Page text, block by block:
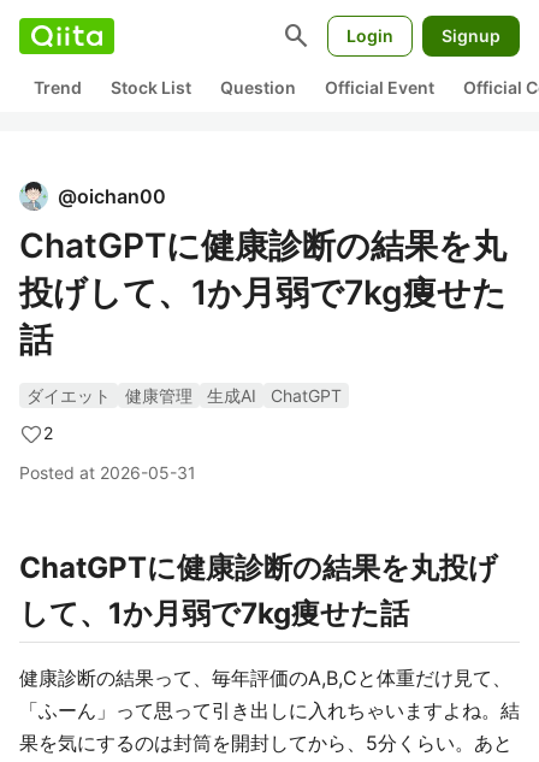
search Login Signup
Trend Stock List Question Official Event Official
@oichan00
ChatGPTに健康診断の結果を丸
投げして、1か月弱で7kg痩せた
話
ダイエット 健康管理 生成AI
ChatGPT
2
Posted at 2026-05-31
ChatGPTに健康診断の結果を丸投げ
して、1か月弱で7kg痩せた話
健康診断の結果って、毎年評価のA,B,Cと体重だけ見て、
「ふーん」って思って引き出しに入れちゃいますよね。結
果を気にするのは封筒を開封してから、5分くらい。あと